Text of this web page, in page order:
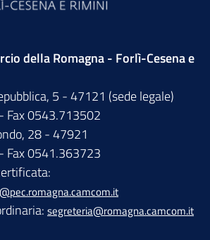
della Romagna - Forlì-Cesena e
5 - 47121 (sede legale)
Fax 0543.713502
28 - 47921
Fax 0541.363723
segreteria@romagna.camcom.it